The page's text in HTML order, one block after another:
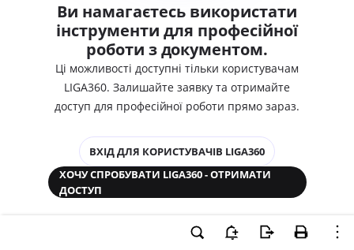
Ви намагаєтесь використати
інструменти для професійної
роботи з документом.
Ці можливості доступні тільки користувачам
LIGA360. Залишайте заявку та отримайте
доступ для професійної роботи прямо зараз.
ВХІД ДЛЯ КОРИСТУВАЧІВ LIGA360
ХОЧУ СПРОБУВАТИ LIGA360 - ОТРИМАТИ
ДОСТУП
Законодавство та аналітика
Корпоративні документи